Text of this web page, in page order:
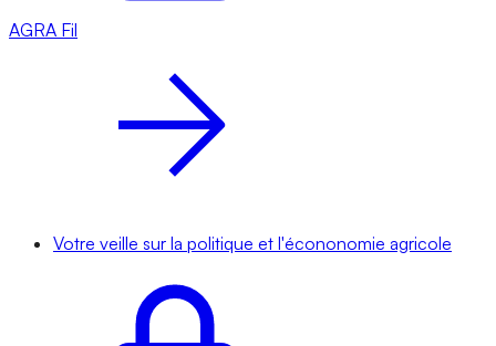
AGRA Fil
Votre veille sur la politique et l'écononomie agricole